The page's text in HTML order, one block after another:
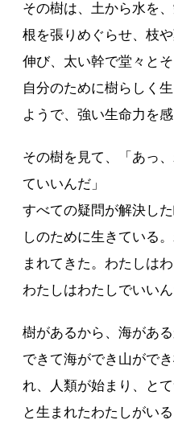
その樹は、土から水を
根を張りめぐらせ、枝
伸び、太い幹で堂々と
自分のために樹らしく
ようで、強い生命力を感
その樹を見て、「あっ
ていいんだ」
すべての疑問が解決し
しのために生きている
まれてきた。わたしは
わたしはわたしでいいん
樹があるから、海があ
できて海ができ山がで
れ、人類が始まり、と
と生まれたわたしがい